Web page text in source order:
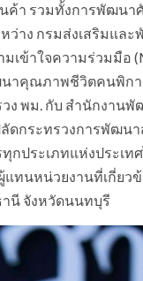
า รวมทั้งการพัฒนา
ว่าง กรมส่งเสริมแ
เข้าใจความร่วมมือ
นาคุณภาพชีวิตคนพิก
พม. กับ สำนักงาน
ลัดกระทรวงการพัฒ
ประเภทแห่งประเท
แทนหน่วยงานที่เกี่ย
านี จังหวัดนนทบุรี